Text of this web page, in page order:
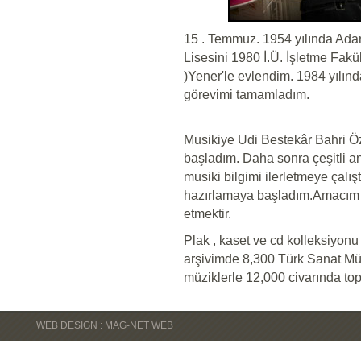
15 . Temmuz. 1954 yılında
Lisesini 1980 İ.Ü. İşletme
)Yener'le evlendim. 1984
görevimi tamamladım.
Musikiye Udi Bestekâr Bahri
başladım. Daha sonra çeşitli
musiki bilgimi ilerletmeye
hazırlamaya
etmektir.
Plak , kaset ve cd
arşivimde 8,300 Türk Sanat
müziklerle 12,000 civarında
WEB DESIGN : MAG-NET WEB